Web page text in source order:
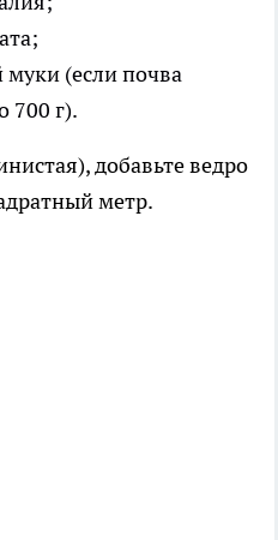
муки (если почва
700 г).
добавьте ведро
метр.